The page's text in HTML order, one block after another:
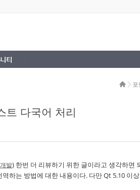
티
포
트 다국어 처리
발) 한번 더 리뷰하기 위한 글이라고 생각하면
하는 방법에 대한 내용이다. 다만 Qt 5.10 이